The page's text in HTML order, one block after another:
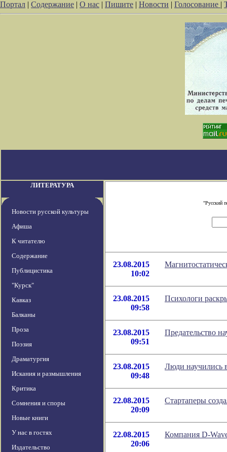
Портал | Содержание | О нас | Пишите | Новости | Голосование |
ЛИТЕРАТУРА
Новости русской культуры
Афиша
К читателю
Содержание
Публицистика
"Курск"
Кавказ
Балканы
Проза
Поэзия
Драматургия
Искания и размышления
Критика
Сомнения и споры
Новые книги
У нас в гостях
Издательство
"Русский
23.08.2015
10:02
23.08.2015
09:58
Психологи
23.08.2015
09:51
Предательство
23.08.2015
09:48
Люди научились
22.08.2015
20:09
Стартаперы
22.08.2015
20:06
Компания D-